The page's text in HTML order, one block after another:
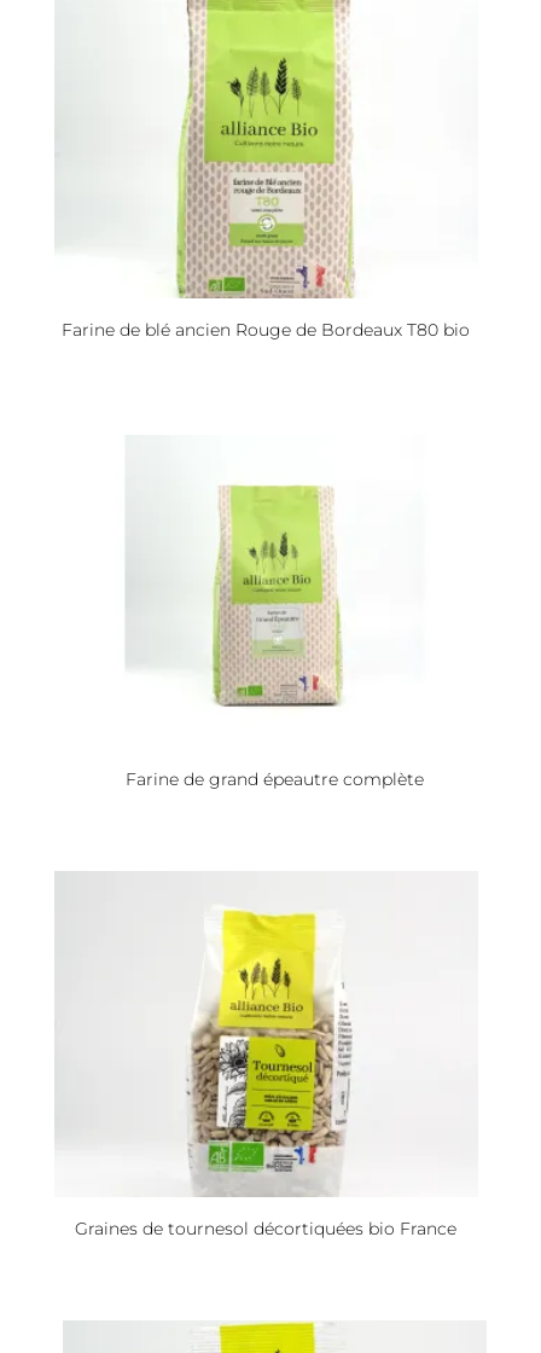
Farine de blé ancien Rouge de Bordeaux T80 bio
Farine de grand épeautre complète
Graines de tournesol décortiquées bio France